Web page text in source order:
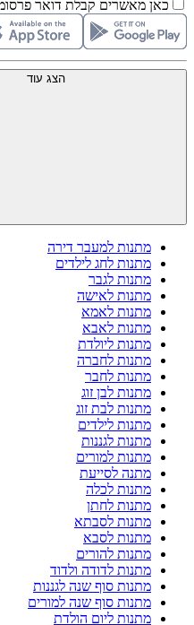
כאן מאשרים קבלת דואר
הצג עוד
מתנות למעבר דירה
מתנות לחג לילדים
מתנות לגבר
מתנות לאישה
מתנות לאמא
מתנות לאבא
מתנות ליולדת
מתנות לחברה
מתנות לחבר
מתנות לבן זוג
מתנות לבת זוג
מתנות לילדים
מתנות לגננות
מתנות למורים
מתנה לסייעת
מתנות לכלה
מתנות לחתן
מתנות לסבתא
מתנות לסבא
מתנות להורים
מתנות לדודה ולדוד
מתנות סוף שנה לגננות
מתנות סוף שנה למורים
מתנות ליום הולדת